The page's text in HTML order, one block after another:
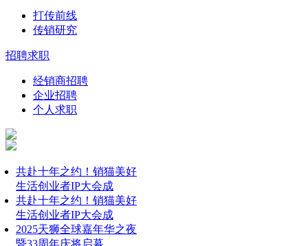
打传前线
传销研究
招聘求职
经销商招聘
企业招聘
个人求职
共赴十年之约！销猫美好
生活创业者IP大会成
共赴十年之约！销猫美好
生活创业者IP大会成
2025天狮全球嘉年华之夜
暨33周年庆将启幕